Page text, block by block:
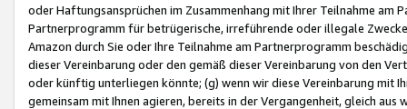
oder Haftungsansprüchen im Zusammenhang mit Ihrer Teilnahme am
Partnerprogramm für betrügerische, irreführende oder illegale
Amazon durch Sie oder Ihre Teilnahme am Partnerprogramm
dieser Vereinbarung oder den gemäß dieser Vereinbarung von den
oder künftig unterliegen könnte; (g) wenn wir diese Vereinbarung mit
gemeinsam mit Ihnen agieren, bereits in der Vergangenheit, gleich